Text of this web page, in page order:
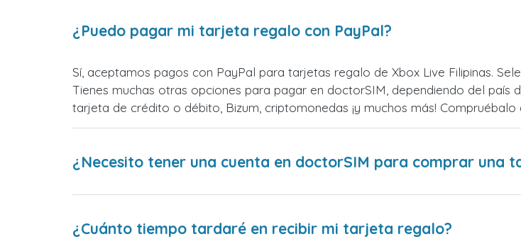
¿Puedo pagar mi tarjeta regalo con PayPal?
Sí, aceptamos pagos con PayPal para tarjetas regalo de Xbox Live Filipinas.
Tienes muchas otras opciones para pagar en doctorSIM, dependiendo del país
tarjeta de crédito o débito, Bizum, criptomonedas ¡y muchos más!
¿Necesito tener una cuenta en doctorSIM para comprar una
¿Cuánto tiempo tardaré en recibir mi tarjeta regalo?